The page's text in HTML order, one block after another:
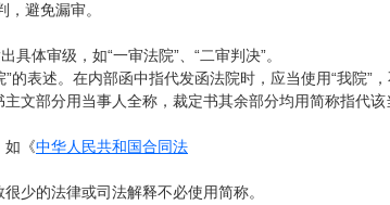
避免漏审。
体审级，如“一审法院”、“二审判决”。
表述。在内部函中指代发函法院时，应当使用“我院”，
文部分用当事人全称，裁定书其余部分均用简称指代
如《中华人民共和国合同法
少的法律或司法解释不必使用简称。